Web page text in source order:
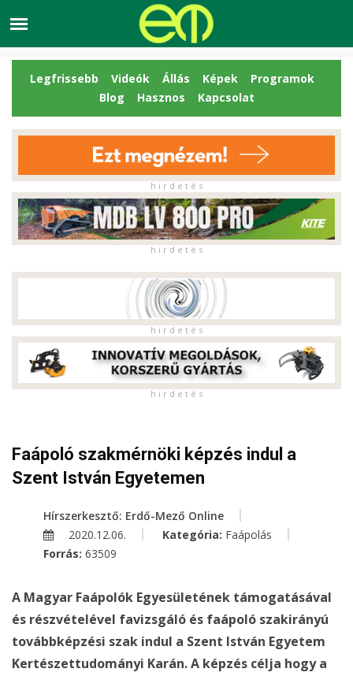
Legfrissebb Videók Állás Képek
Programok
Blog
Hasznos Kapcsolat
h i r d e t é s
h i r d e t é s
h i r d e t é s
h i r d e t é s
Faápoló szakmérnöki képzés indul a
Szent István Egyetemen
Hírszerkesztő: Erdő-Mező Online
2020.12.06.
Kategória: Faápolás
Forrás: 63509
A Magyar Faápolók Egyesületének támogatásával
és részvételével favizsgáló és faápoló szakirányú
továbbképzési szak indul a Szent István Egyetem
Kertészettudományi Karán. A képzés célja hogy a